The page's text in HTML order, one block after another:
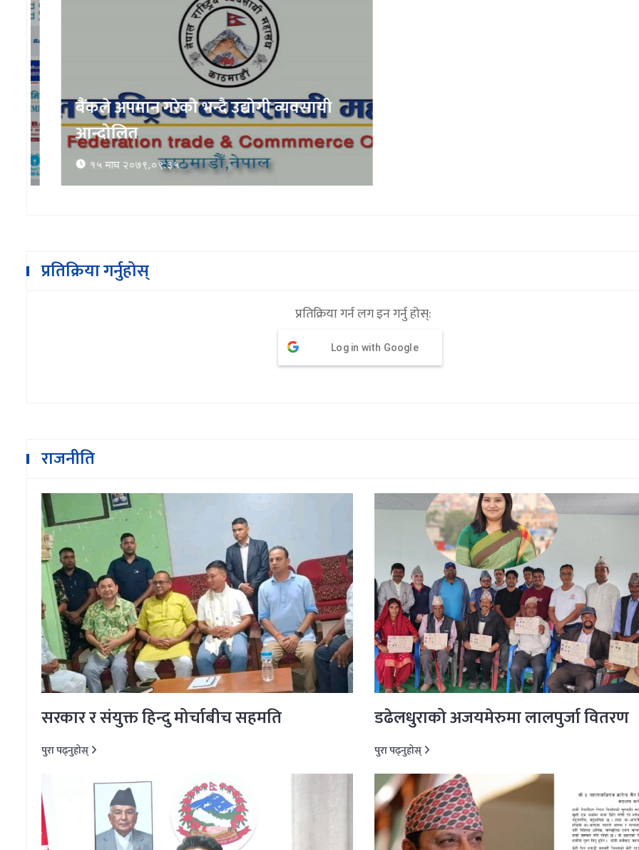
बैंकले अपमान गरेको भन्दै उद्योगी व्यवसायी
आन्दोलित
१५ माघ २०७९,०९:३५
प्रतिक्रिया गर्नुहोस्
प्रतिक्रिया गर्न लग इन गर्नु होस्:
Log in with Google
राजनीति
सरकार र संयुक्त हिन्दु मोर्चाबीच सहमति
पुरा पढ्नुहोस्
डढेलधुराको अजयमेरुमा लालपुर्जा वितरण
पुरा पढ्नुहोस्